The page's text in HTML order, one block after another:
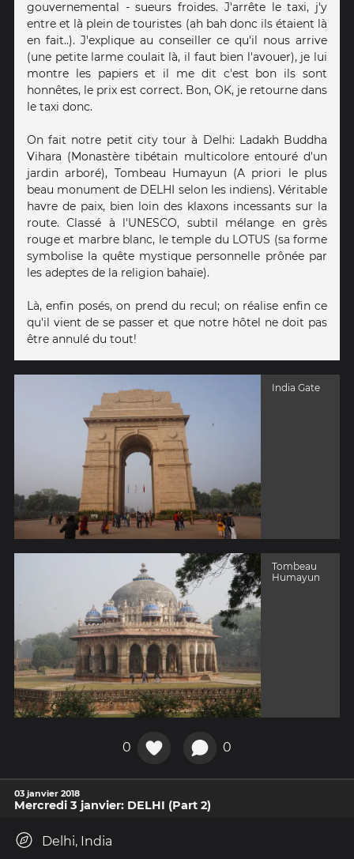
gouvernemental - sueurs froides. J'arrête le taxi, j'y
entre et là plein de touristes (ah bah donc ils étaient là
en fait..). J'explique au conseiller ce qu'il nous arrive
(une petite larme coulait là, il faut bien l'avouer), je lui
montre les papiers et il me dit c'est bon ils sont
honnêtes, le prix est correct. Bon, OK, je retourne dans
le taxi donc.
On fait notre petit city tour à Delhi: Ladakh Buddha
Vihara (Monastère tibétain multicolore entouré d'un
jardin arboré), Tombeau Humayun (A priori le plus
beau monument de DELHI selon les indiens). Véritable
havre de paix, bien loin des klaxons incessants sur la
route. Classé à l'UNESCO, subtil mélange en grès
rouge et marbre blanc, le temple du LOTUS (sa forme
symbolise la quête mystique personnelle prônée par
les adeptes de la religion bahaïe).
Là, enfin posés, on prend du recul; on réalise enfin ce
qu'il vient de se passer et que notre hôtel ne doit pas
être annulé du tout!
India Gate
Tombeau
Humayun
0 0
03 janvier 2018
Mercredi 3 janvier: DELHI (Part 2)
Delhi, India